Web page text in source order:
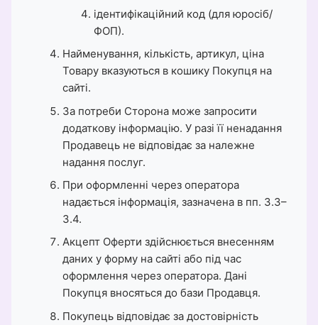
ідентифікаційний код (для юросіб/
ФОП).
Найменування, кількість, артикул, ціна
Товару вказуються в кошику Покупця на
сайті.
За потреби Сторона може запросити
додаткову інформацію. У разі її ненадання
Продавець не відповідає за належне
надання послуг.
При оформленні через оператора
надається інформація, зазначена в пп. 3.3–
3.4.
Акцепт Оферти здійснюється внесенням
даних у форму на сайті або під час
оформлення через оператора. Дані
Покупця вносяться до бази Продавця.
Покупець відповідає за достовірність